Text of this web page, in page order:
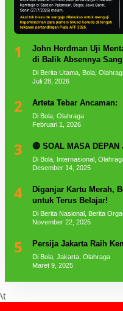
1
John Herdman Uji
di Balik Absennya
Di Berita Utama, Bola,
Juli 28, 2026
2 Arteta Tebar Ancaman:
Di Bola, Olahraga
Februari 1, 2026
3 🔴 SOAL MASA DEPAN
Di Bola, Internasional,
Desember 14, 2025
4
Diganjar Kartu Merah,
untuk Terus Belajar!
Di Berita Nasional, Berita
November 22, 2025
5 Persija Jakarta Raih
Di Bola, Jakarta, Olahraga
Maret 9, 2025
\t